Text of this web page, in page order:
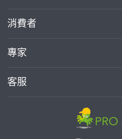
消費者
專家
客服